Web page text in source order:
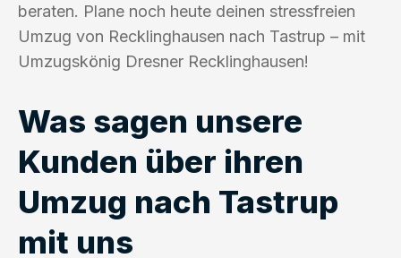
beraten. Plane noch heute deinen stressfreien
Umzug von Recklinghausen nach Tastrup – mit
Umzugskönig Dresner Recklinghausen!
Was sagen unsere
Kunden über ihren
Umzug nach Tastrup
mit uns